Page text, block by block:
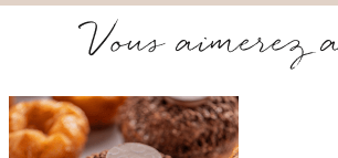
Vous aimerez